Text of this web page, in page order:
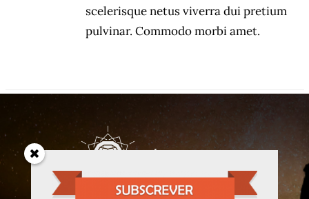
scelerisque netus viverra dui pretium
pulvinar. Commodo morbi amet.